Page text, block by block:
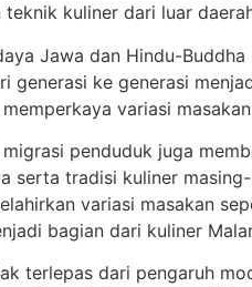
kuliner dari luar
Jawa dan Hindu-
generasi ke generasi
variasi
penduduk juga
serta tradisi kuliner
variasi masakan
bagian dari kuliner
terlepas dari pengaruh